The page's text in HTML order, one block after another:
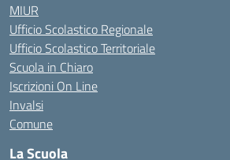
MIUR
Ufficio Scolastico Regionale
Ufficio Scolastico Territoriale
Scuola in Chiaro
Iscrizioni On Line
Invalsi
Comune
La Scuola